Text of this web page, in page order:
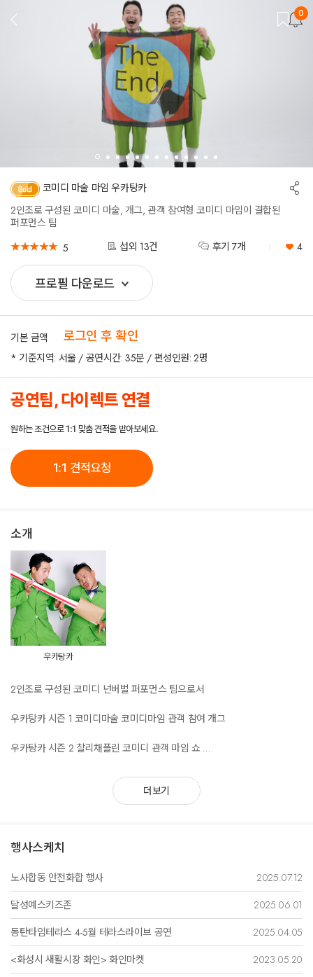
뒤
로
0
코미디 마술 마임 우카탕카
2인조로 구성된 코미디 마술, 개그, 관객 참여형 코미디 마임이 결합된
퍼포먼스 팀
★★★★★
★★★★★ 5 섭외 13건 후기 7개 4
프로필 다운로드
공
유
기본 금액 로그인 후 확인
* 기준지역: 서울 / 공연시간: 35분 / 편성인원: 2명
공연팀, 다이렉트 연결
원하는 조건으로 1:1 맞춤 견적을 받아보세요.
1:1 견적요청
소개
우카탕카
2인조로 구성된 코미디 넌버벌 퍼포먼스 팀으로서
우카탕카 시즌 1 코미디마술 코미디마임 관객 참여 개그
우카탕카 시즌 2 찰리채플린 코미디 관객 마임 쇼
연을 이끌어 가는 코미디 관객 마임 쇼 입니다.
관객이 무대에 나와 배우와 함께 마임공연을 함으로 다른 공연 팀들과의 차
어린이부터 어른까지 남녀노소 즐길 수 있는 넌버벌 코미디 퍼포먼스로서
장소와 연령에 구애받지 않는 색다른 문화공연입니다.
기존 배우들만 공연하던 마임공연과 달리 무성영화의 대표주자 찰리채플린
과 관객들이 함께 무대위에서 마임 공연을 하는 국내 최초 찰리채플린 관객
참여형 코미디 마임쇼입니다
더보기
행사스케치
노사합동 안전화합 행사
2025.07.12
달성예스키즈존
2025.06.01
동탄타임테라스 4-5월 테라스라이브 공연
2025.04.05
<화성시 새활시장 화인> 화인마켓
2023.05.20